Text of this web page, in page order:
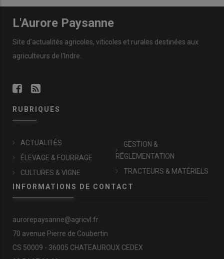
L'Aurore Paysanne
Site d'actualités agricoles, viticoles et rurales destinées aux
agriculteurs de l'Indre.
RUBRIQUES
ACTUALITÉS
ÉLEVAGE & FOURRAGE
CULTURES & VIGNE
GESTION &
RÉGLEMENTATION
TRACTEURS & MATÉRIELS
INFORMATIONS DE CONTACT
aurorepaysanne@agricvl.fr
70 avenue Pierre de Coubertin
CS 50009 - 36005 CHATEAUROUX CEDEX